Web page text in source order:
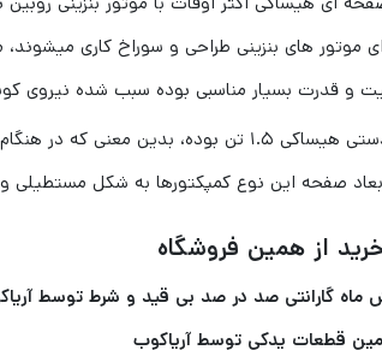
موتور های بنزینی طراحی و سوراخ کاری
و قدرت بسیار مناسبی بوده سبب شده نیروی
صفحه این نوع کمپکتورها به شکل مستطیلی و در ابعاد ۵۲ در ۴۲ سانتی
از همین فروشگاه
گارانتی صد در صد بی قید و شرط توسط
قطعات یدکی توسط آریاکوب